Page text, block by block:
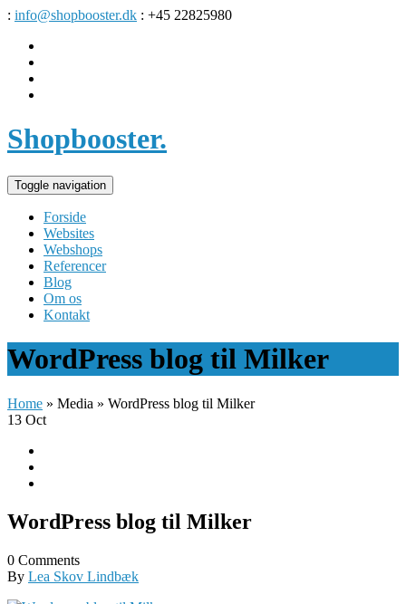
: info@shopbooster.dk : +45 22825980
Shopbooster.
Toggle navigation
Forside
Websites
Webshops
Referencer
Blog
Om os
Kontakt
WordPress blog til Milker
Home » Media » WordPress blog til Milker
13 Oct
WordPress blog til Milker
0 Comments
By Lea Skov Lindbæk